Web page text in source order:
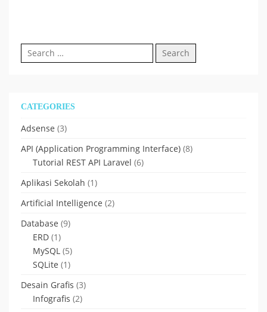
Search
for:
CATEGORIES
Adsense (3)
API (Application Programming Interface) (8)
Tutorial REST API Laravel (6)
Aplikasi Sekolah (1)
Artificial Intelligence (2)
Database (9)
ERD (1)
MySQL (5)
SQLite (1)
Desain Grafis (3)
Infografis (2)